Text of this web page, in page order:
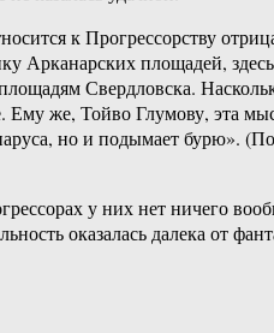
к Прогрессорству
Арканарских площадей,
Свердловска.
Ему же, Тойво Глумову, эта
но и подымает бурю».
у них нет ничего
оказалась далека от